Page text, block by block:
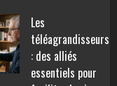
pour
la
sérénité
Les
téléagrandisseurs
: des alliés
essentiels pour